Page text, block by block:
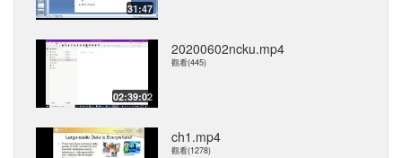
31:47
02:39:02
20200602ncku.mp4
觀看(445)
ch1.mp4
觀看(1278)